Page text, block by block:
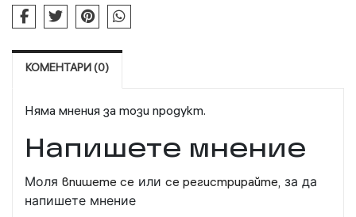
КОМЕНТАРИ (0)
Няма мнения за този продукт.
Напишете мнение
Моля впишете се или се регистрирайте, за да
напишете мнение